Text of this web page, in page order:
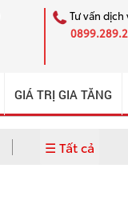
Tư vấn
GIÁ TRỊ GIA TĂNG
☰ Tất cả